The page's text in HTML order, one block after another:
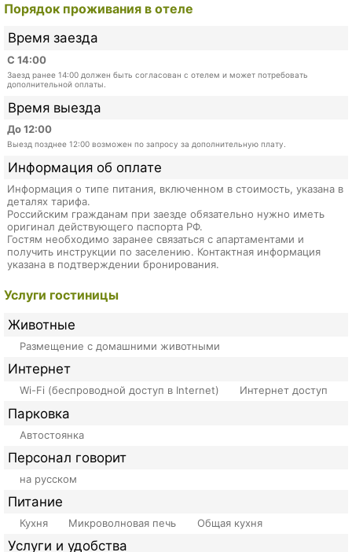
Порядок проживания в отеле
Время заезда
С 14:00
Заезд ранее 14:00 должен быть согласован с отелем и может потребовать
дополнительной оплаты.
Время выезда
До 12:00
Выезд позднее 12:00 возможен по запросу за дополнительную плату.
Информация об оплате
Информация о типе питания, включенном в стоимость, указана в
деталях тарифа.
Российским гражданам при заезде обязательно нужно иметь
оригинал действующего паспорта РФ.
Гостям необходимо заранее связаться с апартаментами и
получить инструкции по заселению. Контактная информация
указана в подтверждении бронирования.
Услуги гостиницы
Животные
Размещение с домашними животными
Интернет
Wi-Fi (беспроводной доступ в Internet) Интернет доступ
Парковка
Автостоянка
Персонал говорит
на русском
Питание
Кухня Микроволновая печь Общая кухня
Услуги и удобства